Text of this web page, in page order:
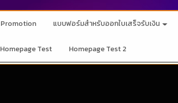
Promotion แบบฟอร์มสำหรับออกใบเสร็จรับเงิน
Homepage Test Homepage Test 2